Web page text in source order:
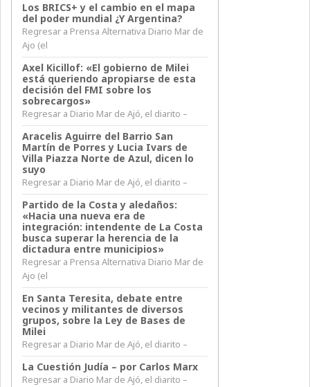
Los BRICS+ y el cambio en el mapa
del poder mundial ¿Y Argentina?
Regresar a Prensa Alternativa Diario Mar de
Ajo (el
Axel Kicillof: «El gobierno de Milei
está queriendo apropiarse de esta
decisión del FMI sobre los
sobrecargos»
Regresar a Diario Mar de Ajó, el diarito –
Aracelis Aguirre del Barrio San
Martín de Porres y Lucia Ivars de
Villa Piazza Norte de Azul, dicen lo
suyo
Regresar a Diario Mar de Ajó, el diarito –
Partido de la Costa y aledaños:
«Hacia una nueva era de
integración: intendente de La Costa
busca superar la herencia de la
dictadura entre municipios»
Regresar a Prensa Alternativa Diario Mar de
Ajo (el
En Santa Teresita, debate entre
vecinos y militantes de diversos
grupos, sobre la Ley de Bases de
Milei
Regresar a Diario Mar de Ajó, el diarito –
La Cuestión Judía – por Carlos Marx
Regresar a Diario Mar de Ajó, el diarito –